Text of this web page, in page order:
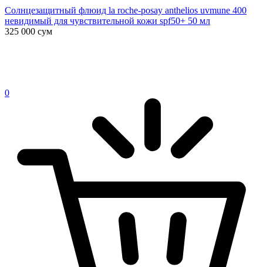
Солнцезащитный флюид la roche-posay anthelios uvmune 400
невидимый для чувствительной кожи spf50+ 50 мл
325 000 сум
0